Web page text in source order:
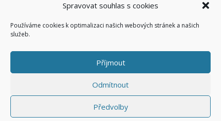
Spravovat souhlas s cookies
Používáme cookies k optimalizaci našich webových stránek a našich
služeb.
Příjmout
Odmítnout
Předvolby
učebna č. 105
Zobrazit podrobnější kontaktní údaje
Copyright © 2021 autoskolahodac.cz | Autoškola Hodač Milovice